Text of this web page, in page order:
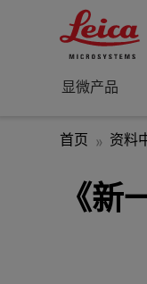
显微产品
首页 资料
《新